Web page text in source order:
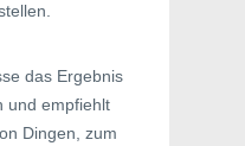
das Ergebnis
und empfiehlt
Dingen, zum